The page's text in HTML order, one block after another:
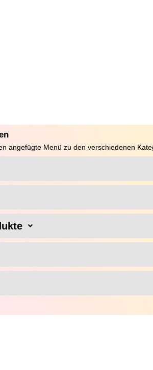
angefügte Menü zu den verschiedenen